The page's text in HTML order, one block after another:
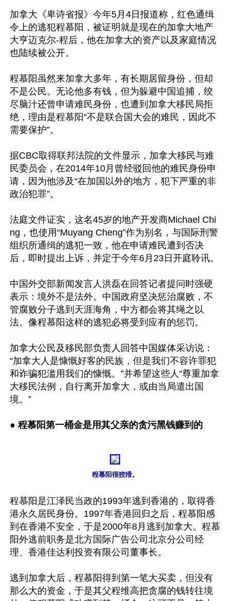
加拿大《卑诗省报》今年5月4日报道称，红色通缉
令上的逃犯程慕阳，被证明就是现在的加拿大地产
大亨迈克尔-程后，他在加拿大的资产以及家庭情况
也陆续被公开。
程慕阳虽然来加拿大多年，有长期居留身份，但却
不是公民。无论他多有钱，但为躲避中国追捕，绞
尽脑汁还曾申请难民身份，也遭到加拿大移民局拒
绝，理由是程慕阳“不是联合国大会的难民，因此不
需要保护”。
据CBC取得联邦法院的文件显示，加拿大移民与难
民委员会，在2014年10月曾经驳回他的难民身份申
请，因为他涉及“在加国以外的地方，犯下严重的非
政治犯罪”。
法庭文件证实，这名45岁的地产开发商Michael Chi
ng，也使用“Muyang Cheng”作为别名，与国际刑警
组织所通缉的逃犯一致，他在申请难民遭到否决
后，即时提出上诉，并定于今年6月23日开庭聆讯。
中国外交部新闻发言人洪磊在回答记者提问时强硬
表示：境外不是法外。中国政府坚决惩治腐败，不
管腐败分子逃到天涯海角，中方都会将其绳之以
法。像程慕阳这样的逃犯必将受到应有的惩罚。
加拿大公民及移民部负责人回答中国媒体采访说：
“加拿大人是慷慨好客的民族，但是我们不容许罪犯
和诈骗犯滥用我们的慷慨。”并希望这些人“尊重加拿
大移民法例，自行离开加拿大，或由当局遣出国
境。”
● 程慕阳第一桶金是用其父亲的贪污黑钱赚到的
程慕阳很狡猾。
程慕阳是江泽民当政的1993年逃到香港的，取得香
港永久居民身份。1997年香港回归之后，程慕阳感
到在香港不安全，于是2000年8月逃到加拿大。程慕
阳外逃前职务是北方国际广告公司北京分公司经
理、香港佳达利投资有限公司董事长。
逃到加拿大后，程慕阳得到第一笔大买卖，但没有
那么大的资金，于是其父程维高把贪腐的钱转往境